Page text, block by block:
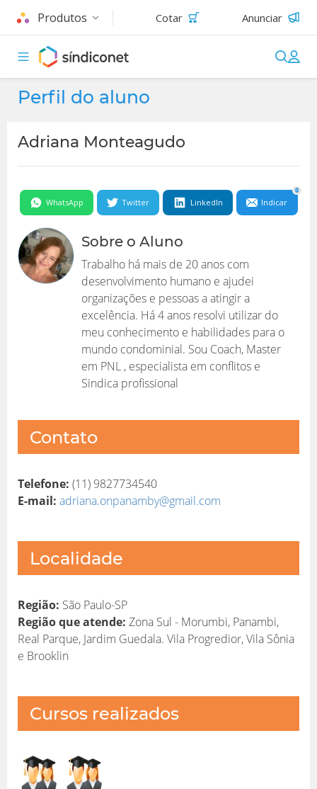
Produtos Cotar Anunciar
Perfil do aluno
Adriana Monteagudo
WhatsApp Twitter LinkedIn Indicar
0
Sobre o Aluno
Trabalho há mais de 20 anos com
desenvolvimento humano e ajudei
organizações e pessoas a atingir a
excelência. Há 4 anos resolvi utilizar do
meu conhecimento e habilidades para o
mundo condominial. Sou Coach, Master
em PNL , especialista em conflitos e
Sindica profissional
Contato
Telefone: (11) 9827734540
E-mail: adriana.onpanamby@gmail.com
Localidade
Região: São Paulo-SP
Região que atende: Zona Sul - Morumbi, Panambi,
Real Parque, Jardim Guedala. Vila Progredior, Vila Sônia
e Brooklin
Cursos realizados